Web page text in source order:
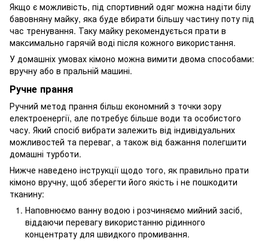
Якщо є можливість, під спортивний одяг можна надіти білу
бавовняну майку, яка буде вбирати більшу частину поту під
час тренування. Таку майку рекомендується прати в
максимально гарячій воді після кожного використання.
У домашніх умовах кімоно можна вимити двома способами:
вручну або в пральній машині.
Ручне прання
Ручний метод прання більш економний з точки зору
електроенергії, але потребує більше води та особистого
часу. Який спосіб вибрати залежить від індивідуальних
можливостей та переваг, а також від бажання полегшити
домашні турботи.
Нижче наведено інструкції щодо того, як правильно прати
кімоно вручну, щоб зберегти його якість і не пошкодити
тканину:
Наповнюємо ванну водою і розчиняємо мийний засіб,
віддаючи перевагу використанню рідинного
концентрату для швидкого промивання.